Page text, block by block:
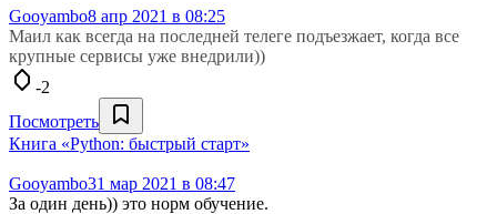
Gooyambo8 апр 2021 в 08:25
Маил как всегда на последней телеге подъезжает, когда все
крупные сервисы уже внедрили))
-2
Посмотреть
Книга «Python: быстрый старт»
Gooyambo31 мар 2021 в 08:47
За один день)) это норм обучение.